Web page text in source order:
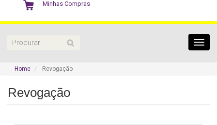
Minhas Compras
Home Revogação
Revogação